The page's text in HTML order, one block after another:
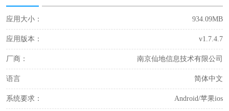
应用大小： 934.09MB
应用版本： v1.7.4.7
厂商： 南京仙地信息技术有限公司
语言 简体中文
系统要求： Android/苹果ios